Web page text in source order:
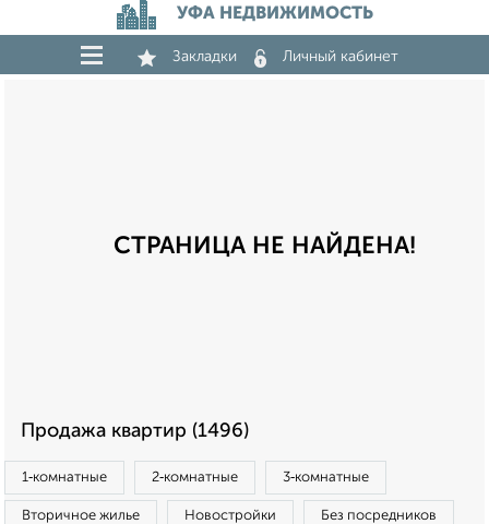
УФА НЕДВИЖИМОСТЬ
Закладки Личный кабинет
СТРАНИЦА НЕ НАЙДЕНА!
Продажа квартир (1496)
1‑комнатные 2‑комнатные 3‑комнатные
Вторичное жилье Новостройки Без посредников